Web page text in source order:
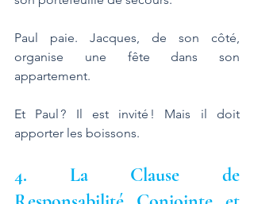
Paul paie. Jacques, de son côté,
organise une fête dans son
appartement.
Et Paul ? Il est invité ! Mais il doit
apporter les boissons.
4. La Clause de